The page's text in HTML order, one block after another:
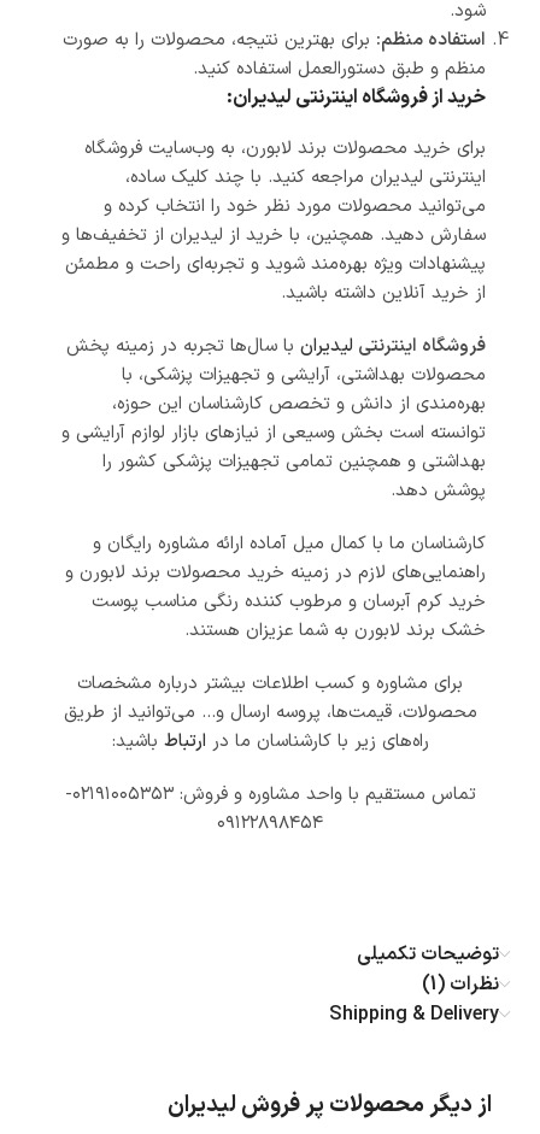
شود.
استفاده منظم: برای بهترین نتیجه، محصولات را به صورت
منظم و طبق دستورالعمل استفاده کنید.
خرید از فروشگاه اینترنتی لیدیران:
برای خرید محصولات برند لابورن، به وب‌سایت فروشگاه
اینترنتی لیدیران مراجعه کنید. با چند کلیک ساده،
می‌توانید محصولات مورد نظر خود را انتخاب کرده و
سفارش دهید. همچنین، با خرید از لیدیران از تخفیف‌ها و
پیشنهادات ویژه بهره‌مند شوید و تجربه‌ای راحت و مطمئن
از خرید آنلاین داشته باشید.
فروشگاه اینترنتی لیدیران با سال‌ها تجربه در زمینه پخش
محصولات بهداشتی، آرایشی و تجهیزات پزشکی، با
بهره‌مندی از دانش و تخصص کارشناسان این حوزه،
توانسته است بخش وسیعی از نیازهای بازار لوازم آرایشی و
بهداشتی و همچنین تمامی تجهیزات پزشکی کشور را
پوشش دهد.
کارشناسان ما با کمال میل آماده ارائه مشاوره رایگان و
راهنمایی‌های لازم در زمینه خرید محصولات برند لابورن و
خرید کرم آبرسان و مرطوب کننده رنگی مناسب پوست
خشک برند لابورن به شما عزیزان هستند.
برای مشاوره و کسب اطلاعات بیشتر درباره مشخصات
محصولات، قیمت‌ها، پروسه ارسال و… می‌توانید از طریق
راه‌های زیر با کارشناسان ما در ارتباط باشید:
تماس مستقیم با واحد مشاوره و فروش: ۰۲۱۹۱۰۰۵۳۵۳-
۰۹۱۲۲۸۹۸۴۵۴
توضیحات تکمیلی
نظرات (1)
Shipping & Delivery
از دیگر محصولات پر فروش لیدیران